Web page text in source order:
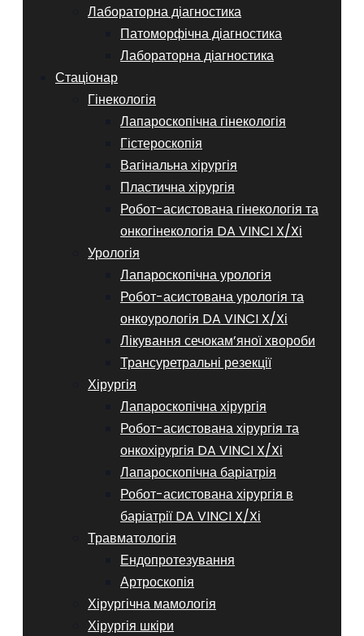
Лабораторна діагностика
Патоморфічна діагностика
Лабораторна діагностика
Стаціонар
Гінекологія
Лапароскопічна гінекологія
Гістероскопія
Вагінальна хірургія
Пластична хірургія
Робот-асистована гінекологія та
онкогінекологія DA VINCI X/Xі
Урологія
Лапароскопічна урологія
Робот-асистована урологія та
онкоурологія DA VINCI X/Xі
Лікування сечокам’яної хвороби
Трансуретральні резекції
Хірургія
Лапароскопічна хірургія
Робот-асистована хірургія та
онкохірургія DA VINCI X/Xі
Лапароскопічна баріатрія
Робот-асистована хірургія в
баріатрії DA VINCI X/Xі
Травматологія
Ендопротезування
Артроскопія
Хірургічна мамологія
Хірургія шкіри